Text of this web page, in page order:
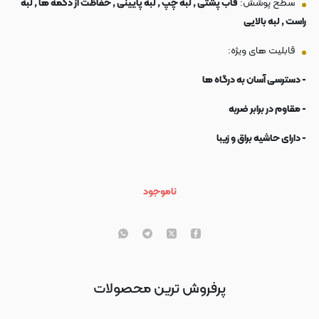
سطح پوشش: قاب پشتی , لبه چپ , لبه پایینی , حفاظت از دکمه ها , لبه
راست , لبه بالایی
قابلیت های ویژه:
- دسترسی آسان به درگاه ها
- مقاوم در برابر ضربه
- دارای حاشیه براق و زیبا
ناموجود
پرفروش ترین محصولات